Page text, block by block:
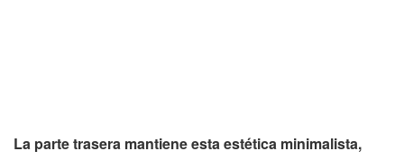
La parte trasera mantiene esta estética minimalista,